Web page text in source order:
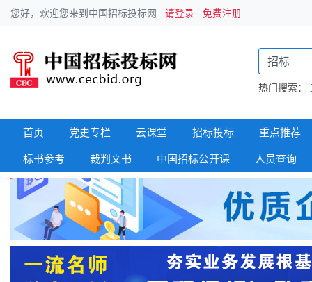
您好，欢迎您来到中国招标投标网 请登录 免费注册
热门搜索：
首页 党史专栏 云课堂
政府采购
建筑工程
国企采购
招标投标
招标信息
中标信息
变更公告
招标专栏
重点推荐
标书参考
裁判文书 中国招标公开课 人员查询